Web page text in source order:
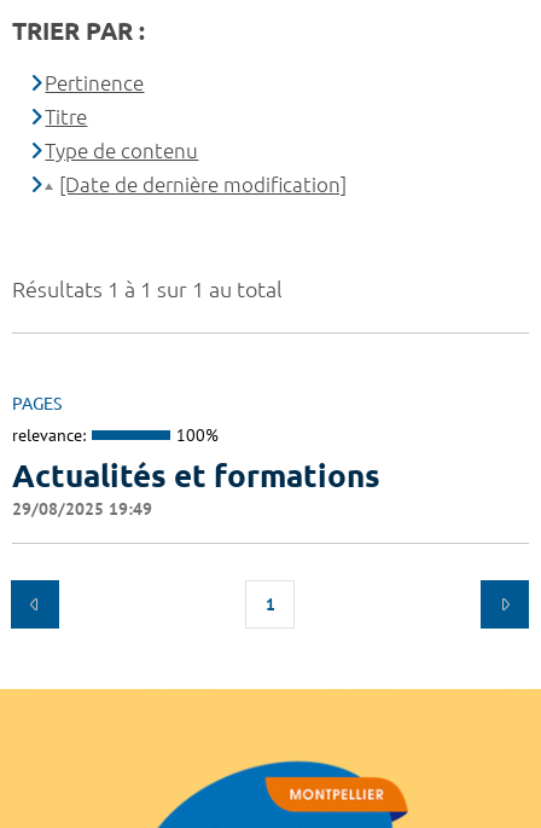
Résultats 1 à 1 sur 1 au total
PAGES
relevance: 100%
Actualités et formations
29/08/2025 19:49
1
TRIER PAR :
Pertinence
Titre
Type de contenu
[Date de dernière modification]